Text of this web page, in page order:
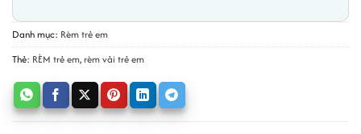
Danh mục: Rèm trẻ em
Thẻ: RÈM trẻ em,rèm vải trẻ em